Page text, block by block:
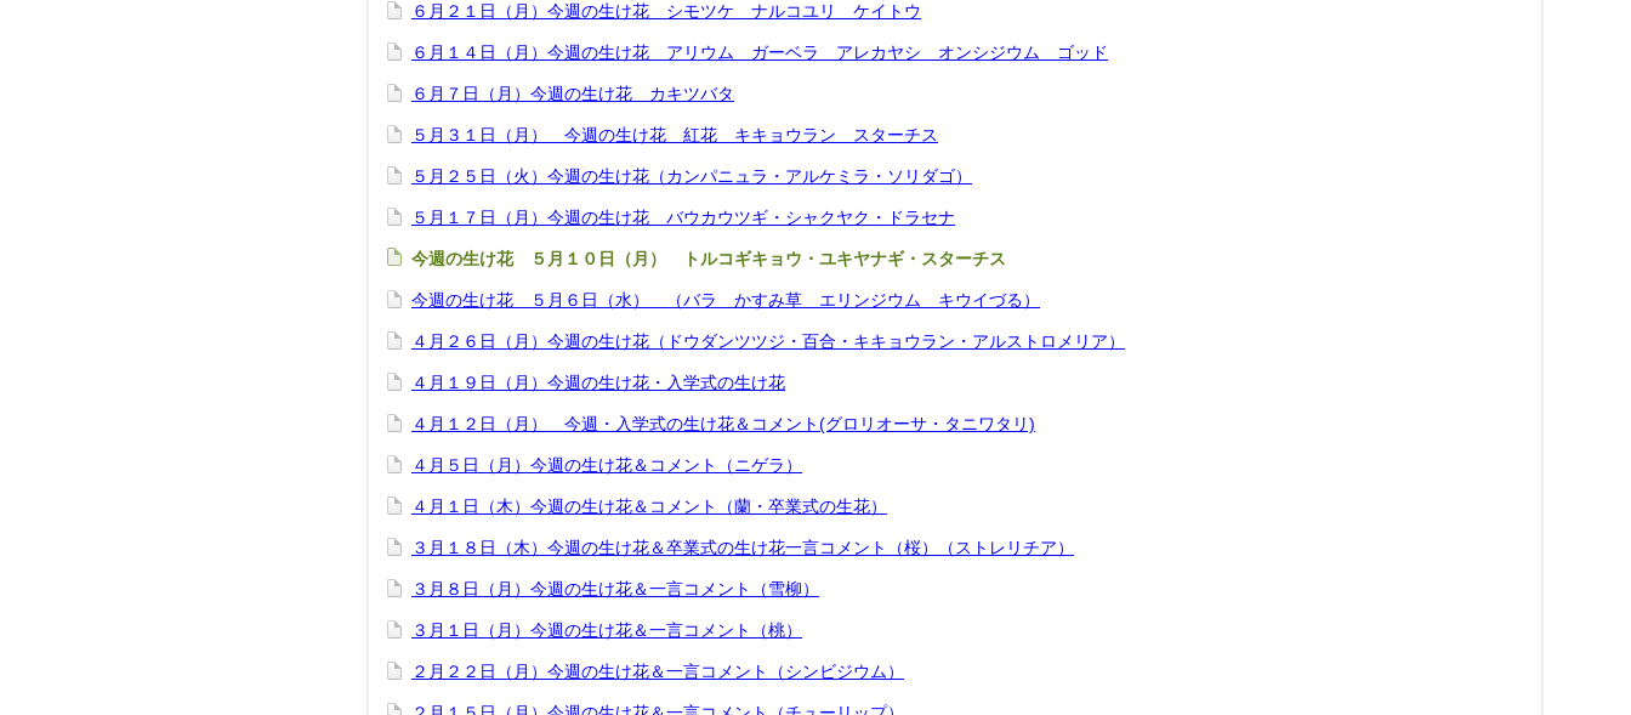
６月２１日（月）今週の生け花 シモツケ ナルコユリ ケイトウ
６月１４日（月）今週の生け花 アリウム ガーベラ アレカヤシ オンシジウム ゴッド
６月７日（月）今週の生け花 カキツバタ
５月３１日（月） 今週の生け花 紅花 キキョウラン スターチス
５月２５日（火）今週の生け花（カンパニュラ・アルケミラ・ソリダゴ）
５月１７日（月）今週の生け花 バウカウツギ・シャクヤク・ドラセナ
今週の生け花 ５月１０日（月） トルコギキョウ・ユキヤナギ・スターチス
今週の生け花 ５月６日（水） （バラ かすみ草 エリンジウム キウイづる）
４月２６日（月）今週の生け花（ドウダンツツジ・百合・キキョウラン・アルストロメリア）
４月１９日（月）今週の生け花・入学式の生け花
４月１２日（月） 今週・入学式の生け花＆コメント(グロリオーサ・タニワタリ)
４月５日（月）今週の生け花＆コメント（ニゲラ）
４月１日（木）今週の生け花＆コメント（蘭・卒業式の生花）
３月１８日（木）今週の生け花＆卒業式の生け花一言コメント（桜）（ストレリチア）
３月８日（月）今週の生け花＆一言コメント（雪柳）
３月１日（月）今週の生け花＆一言コメント（桃）
２月２２日（月）今週の生け花＆一言コメント（シンビジウム）